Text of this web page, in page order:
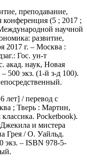
преподавание,
(5 ; 2017 ;
научной
развитие,
2017 г. – Москва :
Гос. ун-т
акад. наук, Новая
500 экз. (1-й з-д 100).
лет] / перевод с
; Тверь : Мартин,
Pocketbook).
и мистера
Грея / О. Уайльд.
экз. – ISBN 978-5-